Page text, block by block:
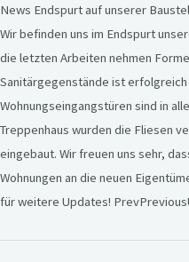
News Endspurt auf unserer
Wir befinden uns im Endspurt
die letzten Arbeiten nehmen
Sanitärgegenstände ist
Wohnungseingangstüren sind in
Treppenhaus wurden die Fliesen
eingebaut. Wir freuen uns sehr,
Wohnungen an die neuen
für weitere Updates!